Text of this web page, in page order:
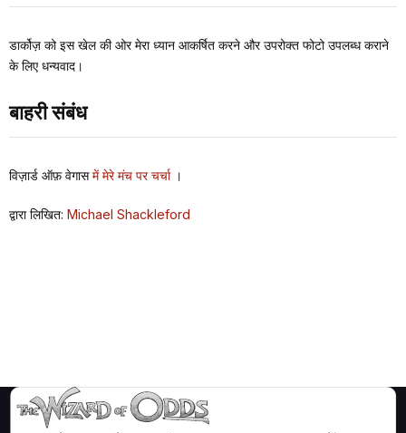
डार्कोज़ को इस खेल की ओर मेरा ध्यान आकर्षित करने और उपरोक्त फोटो उपलब्ध कराने
के लिए धन्यवाद।
बाहरी संबंध
विज़ार्ड ऑफ़ वेगासमें मेरे मंच पर चर्चा।
द्वारा लिखित: Michael Shackleford